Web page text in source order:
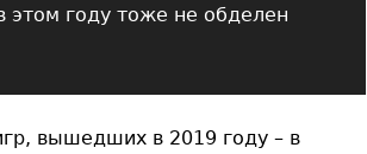
этом году тоже не обделен
вышедших в 2019 году – в